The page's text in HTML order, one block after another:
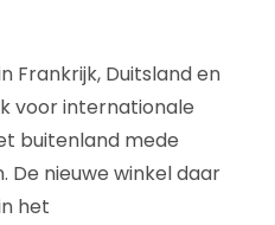
Frankrijk, Duitsland en
voor internationale
buitenland mede
De nieuwe winkel daar
het